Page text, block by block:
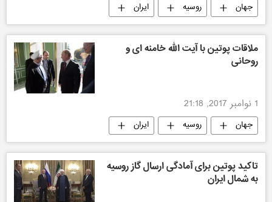
جهان روسیه ایران
ملاقات پوتین با آیت الله خامنه ای و
روحانی
1 نوامبر 2017, 21:18
جهان روسیه ایران
تاکید پوتین برای آمادگی ارسال گاز روسیه
به شمال ایران